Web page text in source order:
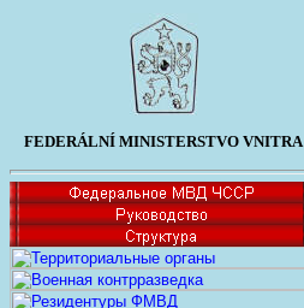
FEDERÁLNÍ MINISTERSTVO VNITRA